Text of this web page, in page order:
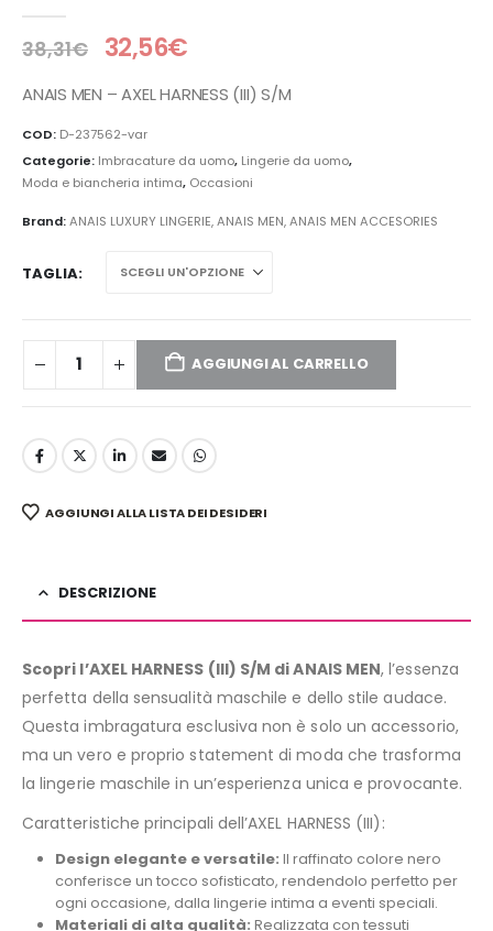
38,31€ 32,56€
ANAIS MEN – AXEL HARNESS (III) S/M
COD: D-237562-var
Categorie: Imbracature da uomo, Lingerie da uomo,
Moda e biancheria intima, Occasioni
Brand:ANAIS LUXURY LINGERIE,ANAIS MEN,ANAIS MEN ACCESORIES
TAGLIA
AGGIUNGI AL CARRELLO
AGGIUNGI ALLA LISTA DEI DESIDERI
DESCRIZIONE
Scopri l’AXEL HARNESS (III) S/M di ANAIS MEN, l’essenza
perfetta della sensualità maschile e dello stile audace.
Questa imbragatura esclusiva non è solo un accessorio,
ma un vero e proprio statement di moda che trasforma
la lingerie maschile in un’esperienza unica e provocante.
Caratteristiche principali dell’AXEL HARNESS (III):
Design elegante e versatile: Il raffinato colore nero
conferisce un tocco sofisticato, rendendolo perfetto per
ogni occasione, dalla lingerie intima a eventi speciali.
Materiali di alta qualità: Realizzata con tessuti